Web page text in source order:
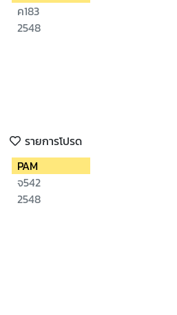
ค183
2548
รายการโปรด
PAM
จ542
2548